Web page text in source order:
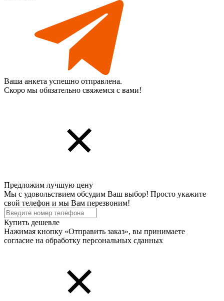
Ваша анкета успешно отправлена.
Скоро мы обязательно свяжемся с вами!
Предложим лучшую цену
Мы с удовольствием обсудим Ваш выбор! Просто укажите
свой телефон и мы Вам перезвоним!
Купить дешевле
Нажимая кнопку «Отправить заказ», вы принимаете
согласие на обработку персональных cданных